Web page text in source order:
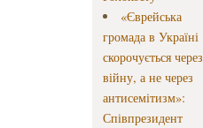
«Єврейська
громада в Україні
скорочується через
війну, а не через
антисемітизм»:
Співпрезидент